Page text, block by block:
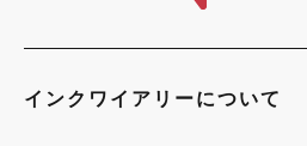
インクワイアリーについて